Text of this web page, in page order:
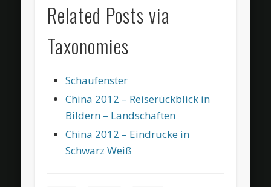
Related Posts via
Taxonomies
Schaufenster
China 2012 – Reiserückblick in
Bildern – Landschaften
China 2012 – Eindrücke in
Schwarz Weiß